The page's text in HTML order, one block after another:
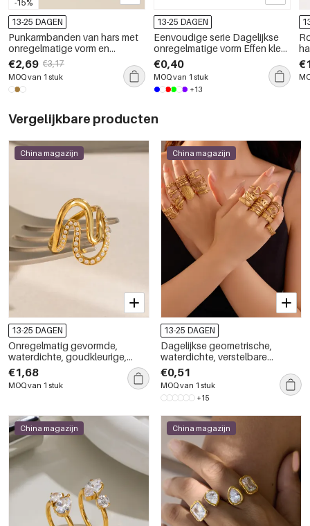
-15%
13-25 DAGEN
Punkarmbanden van hars met
onregelmatige vorm en
klinknagels
€2,69 €3,17
MOQ van 1 stuk
13-25 DAGEN
Eenvoudige serie Dagelijkse
onregelmatige vorm Effen kleur
Verloopkleur Acryl haarclips
€0,40
MOQ van 1 stuk
+13
Vergelijkbare producten
China magazijn
13-25 DAGEN
Onregelmatig gevormde,
waterdichte, goudkleurige,
minimalistische ringen van
roestvrij staal met strass-
steentjes.
€1,68
MOQ van 1 stuk
China magazijn
13-25 DAGEN
Dagelijkse geometrische,
waterdichte, verstelbare
damesringen van roestvrij staal
in goudkleur.
€0,51
MOQ van 1 stuk
+15
China magazijn China magazijn